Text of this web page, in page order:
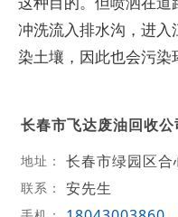
冲洗流入排水沟，进
染土壤，因此也会污染
长春市飞达废油回收公
地址： 长春市绿园区合
联系： 安先生